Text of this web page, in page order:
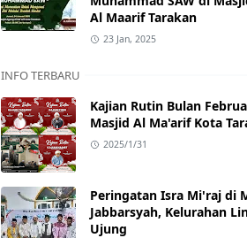
Al Maarif Tarakan
23 Jan, 2025
INFO TERBARU
Kajian Rutin Bulan
Masjid Al Ma'arif Kota
2025/1/31
Peringatan Isra Mi'raj di
Jabbarsyah, Kelurahan
Ujung